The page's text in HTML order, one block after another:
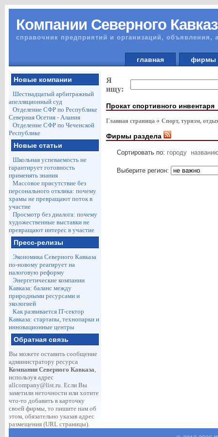
Компании Северного
справочник предприятий и организаций, объявления,
главная
Новые компании
Шестнадцатый арбитражный
апелляционный суд
Отделение СФР по Республике
Северная Осетия - Алания
Отделение СФР по Чеченской
Республике
Новые статьи
Школьная успеваемость не
гарантирует готовность
применять знания
Массовое присутствие без
персонального отклика: почему
храмы не превращают поток в
участие
Просмотр без диалога: почему
художественные выставки не
превращают интерес в участие
Пресс-релизы
Экономика Северного Кавказа
по-новому реагирует на
налоговую реформу
Энергетические компании
Кавказа: баланс между
природными ресурсами и
экологией
Как развивается IT-сектор
Кавказа: стартапы, технопарки и
инновационные центры
Обратная связь
Вы можете оставить сообщение
администратору ресурса
Компании Северного Кавказа,
используя адрес
allcompany@list.ru. Если Вы
заметили неточности или хотите
что-то добавить в карточку
своей фирмы, то пишите нам об
этом, обязательно указав адрес
размещения (URL страницы).
Я
ищу:
Прокат спортивного инвентаря
Главная страница Спорт, туризм,
Фирмы раздела
Сортировать по: городу
Выберите регион: